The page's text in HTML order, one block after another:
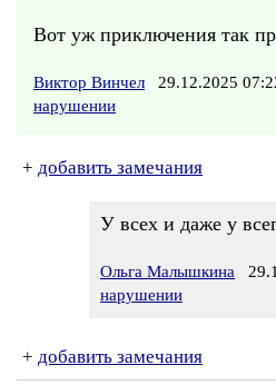
Вот уж приключения так
Виктор Винчел 29.12.2025
нарушении
+ добавить замечания
У всех и даже у
Ольга Малышкина
нарушении
+ добавить замечания